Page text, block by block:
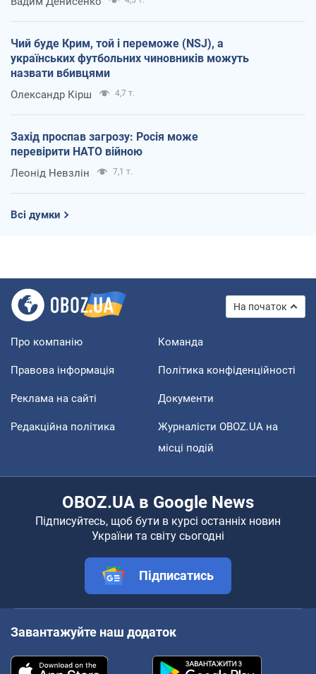
Чий буде Крим, той і переможе (NSJ), а
українських футбольних чиновників можуть
назвати вбивцями
Олександр Кірш 4,7 т.
Захід проспав загрозу: Росія може
перевірити НАТО війною
Леонід Невзлін 7,1 т.
Всі думки
На початок
Про компанію Команда
Правова інформація Політика конфіденційності
Реклама на сайті Документи
Редакційна політика
Журналісти OBOZ.UA на
місці подій
OBOZ.UA в Google News
Підписуйтесь, щоб бути в курсі останніх новин
України та світу сьогодні
Підписатись
Завантажуйте наш додаток